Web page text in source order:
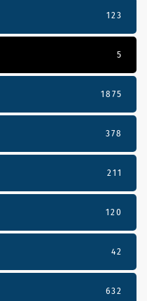
123
5
1875
378
211
120
42
632